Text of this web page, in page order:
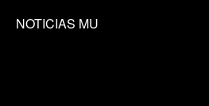
NOTICIAS MU